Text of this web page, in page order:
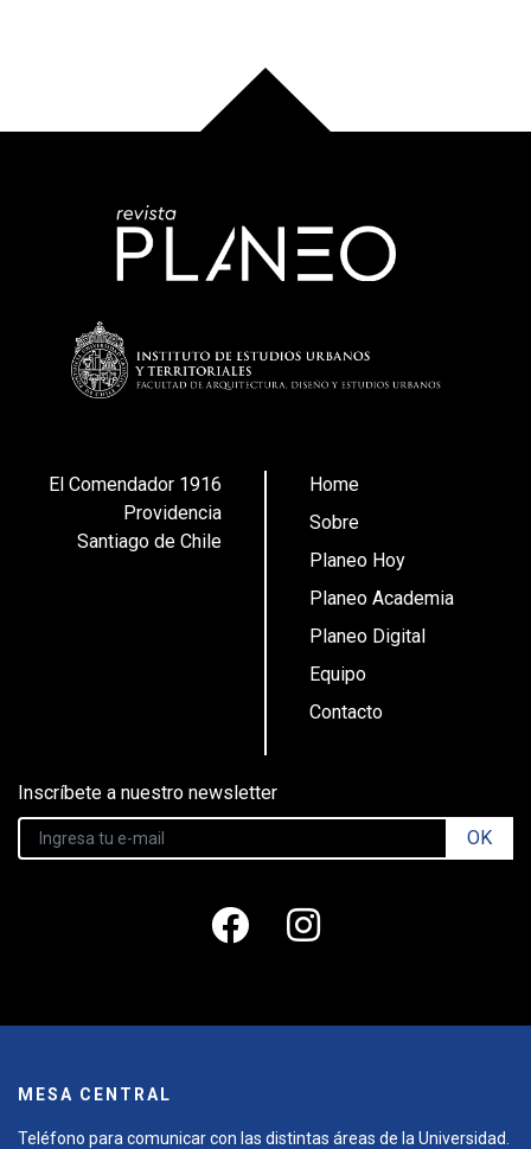
El Comendador 1916
Providencia
Santiago de Chile
Home
Sobre
Planeo Hoy
Planeo Academia
Planeo Digital
Equipo
Contacto
Inscríbete a nuestro newsletter
OK
MESA CENTRAL
Teléfono para comunicar con las distintas áreas de la Universidad.